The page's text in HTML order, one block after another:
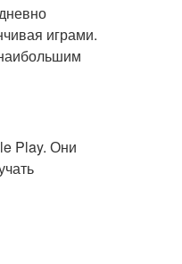
играми.
Play. Они